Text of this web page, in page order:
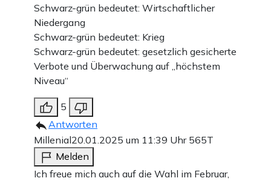
Schwarz-grün bedeutet: Wirtschaftlicher
Niedergang
Schwarz-grün bedeutet: Krieg
Schwarz-grün bedeutet: gesetzlich gesicherte
Verbote und Überwachung auf „höchstem
Niveau“
5
Antworten
Millenial20.01.2025 um 11:39 Uhr 565T
Melden
Ich freue mich auch auf die Wahl im Februar,